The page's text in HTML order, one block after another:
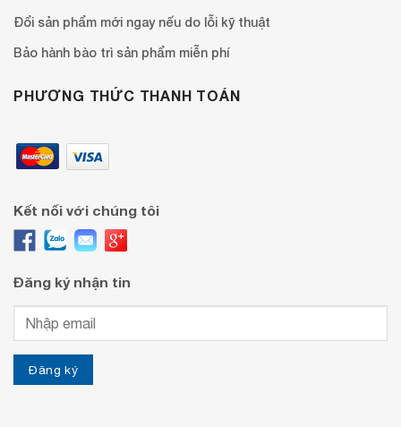
Đổi sản phẩm mới ngay nếu do lỗi kỹ thuật
Bảo hành bào trì sản phẩm miễn phí
PHƯƠNG THỨC THANH TOÁN
Kết nối với chúng tôi
Đăng ký nhận tin